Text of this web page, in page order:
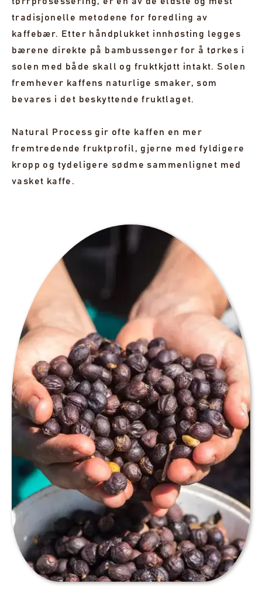
tradisjonelle metodene for foredling av
kaffebær. Etter håndplukket innhøsting legges
bærene direkte på bambussenger for å tørkes i
solen med både skall og fruktkjøtt intakt. Solen
fremhever kaffens naturlige smaker, som
bevares i det beskyttende fruktlaget.
Natural Process gir ofte kaffen en mer
fremtredende fruktprofil, gjerne med fyldigere
kropp og tydeligere sødme sammenlignet med
vasket kaffe.